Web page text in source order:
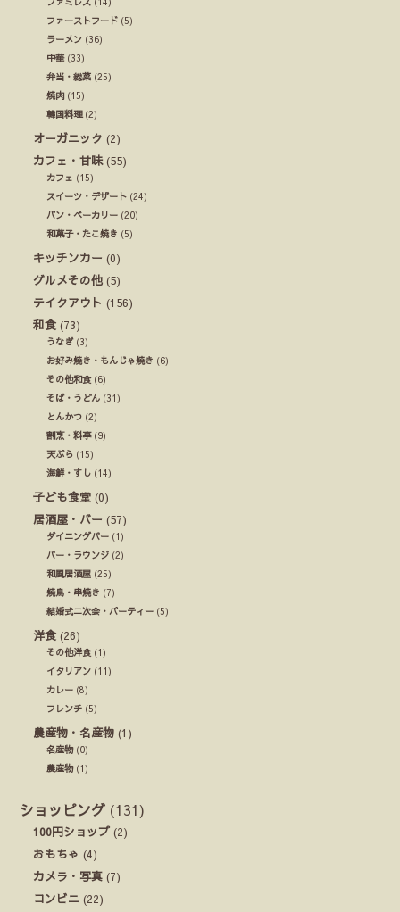
ファーストフード (5)
ラーメン (36)
中華(33)
弁当・総菜 (25)
焼肉 (15)
韓国料理(2)
オーガニック (2)
カフェ・甘味(55)
カフェ (15)
スイーツ・デザート (24)
パン・ベーカリー (20)
和菓子・たこ焼き (5)
キッチンカー (0)
グルメその他 (5)
テイクアウト (156)
和食 (73)
うなぎ(3)
お好み焼き・もんじゃ焼き (6)
その他和食(6)
そば・うどん (31)
とんかつ (2)
割烹・料亭(9)
天ぷら (15)
海鮮・すし (14)
子ども食堂 (0)
居酒屋・バー (57)
ダイニングバー (1)
バー・ラウンジ (2)
和風居酒屋 (25)
焼鳥・串焼き (7)
結婚式ニ次会・パーティー (5)
洋食 (26)
その他洋食(1)
イタリアン (11)
カレー (8)
フレンチ (5)
農産物・名産物 (1)
名産物(0)
農産物(1)
ショッピング (131)
100円ショップ (2)
おもちゃ (4)
カメラ・写真 (7)
コンビニ (22)